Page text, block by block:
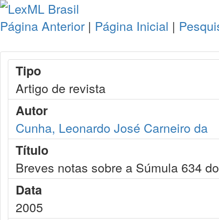
Página Anterior | Página Inicial |
Tipo
Artigo de revista
Autor
Cunha, Leonardo José Carneiro da
Título
Breves notas sobre a Súmula 634
Data
2005